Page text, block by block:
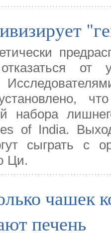
от
набора
of India.
сыграть с
Ци.
чашек
печень